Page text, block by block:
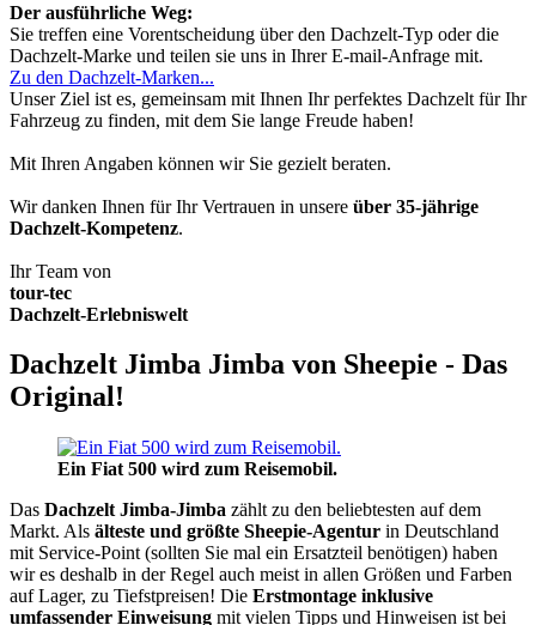
Der ausführliche Weg:
Sie treffen eine Vorentscheidung über den Dachzelt-Typ oder die
Dachzelt-Marke und teilen sie uns in Ihrer E-mail-Anfrage mit.
Zu den Dachzelt-Marken...
Unser Ziel ist es, gemeinsam mit Ihnen Ihr perfektes Dachzelt für Ihr
Fahrzeug zu finden, mit dem Sie lange Freude haben!
Mit Ihren Angaben können wir Sie gezielt beraten.
Wir danken Ihnen für Ihr Vertrauen in unsere über 35-jährige
Dachzelt-Kompetenz.
Ihr Team von
tour-tec
Dachzelt-Erlebniswelt
Dachzelt Jimba Jimba von Sheepie - Das
Original!
Ein Fiat 500 wird zum Reisemobil.
Das Dachzelt Jimba-Jimba zählt zu den beliebtesten auf dem
Markt. Als älteste und größte Sheepie-Agentur in Deutschland
mit Service-Point (sollten Sie mal ein Ersatzteil benötigen) haben
wir es deshalb in der Regel auch meist in allen Größen und Farben
auf Lager, zu Tiefstpreisen! Die Erstmontage inklusive
umfassender Einweisung mit vielen Tipps und Hinweisen ist bei